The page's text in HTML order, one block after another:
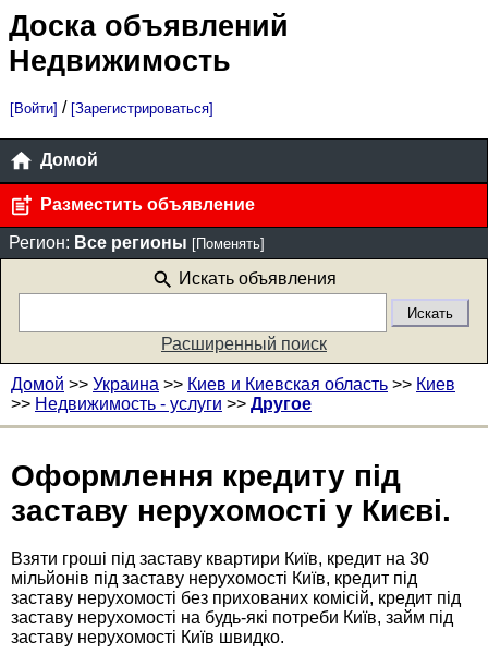
Доска объявлений
Недвижимость
[Войти] / [Зарегистрироваться]
Домой
Разместить объявление
Регион: Все регионы [Поменять]
Искать объявления
Расширенный поиск
Домой >> Украина >> Киев и Киевская область >> Киев
>> Недвижимость - услуги >> Другое
Оформлення кредиту під
заставу нерухомості у Києві.
Взяти гроші під заставу квартири Київ, кредит на 30
мільйонів під заставу нерухомості Київ, кредит під
заставу нерухомості без прихованих комісій, кредит під
заставу нерухомості на будь-які потреби Київ, займ під
заставу нерухомості Київ швидко.